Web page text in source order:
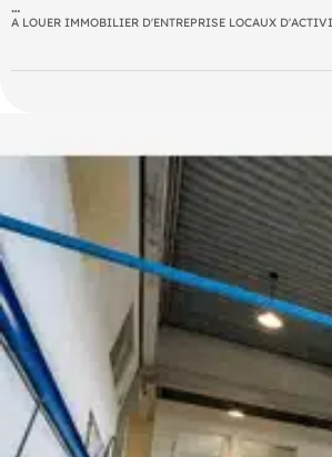
Grand surface atelier stockage.
- Charges annuelles : 360 € HT
- Taxe foncière : 1980 € Preneur
- Honoraires : 30% HT (soit 5 940,00 € HT)
A LOUER IMMOBILIER D'ENTREPRISE LOCAUX